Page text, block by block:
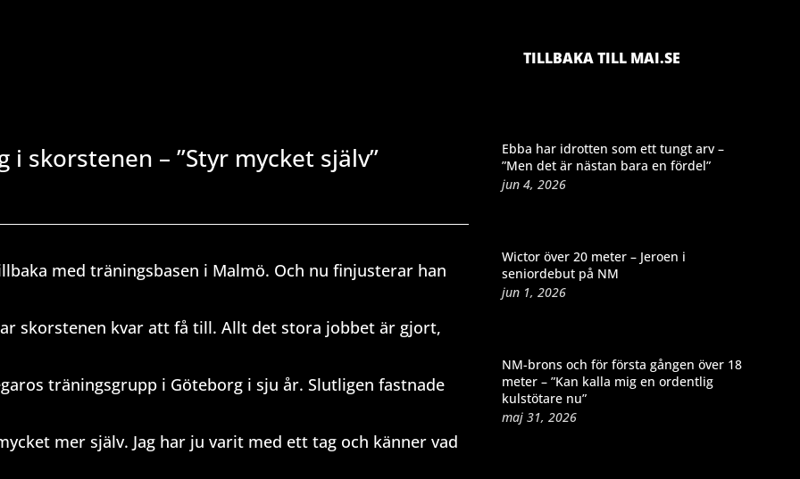
TILLBAKA TILL MAI.SE
skorstenen – ”Styr mycket själv”
med träningsbasen i Malmö. Och nu finjusterar han
skorstenen kvar att få till. Allt det stora jobbet är gjort,
träningsgrupp i Göteborg i sju år. Slutligen fastnade
mer själv. Jag har ju varit med ett tag och känner vad
Ebba har idrotten som ett tungt arv –
”Men det är nästan bara en fördel”
jun 4, 2026
Wictor över 20 meter – Jeroen i
seniordebut på NM
jun 1, 2026
NM-brons och för första gången över 18
meter – ”Kan kalla mig en ordentlig
kulstötare nu”
maj 31, 2026